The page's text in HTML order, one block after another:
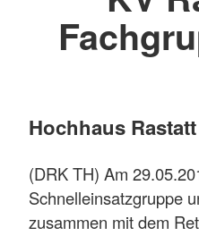
Hochhaus Rastatt
(DRK TH) Am
Schnelleinsatzgruppe
zusammen mit dem